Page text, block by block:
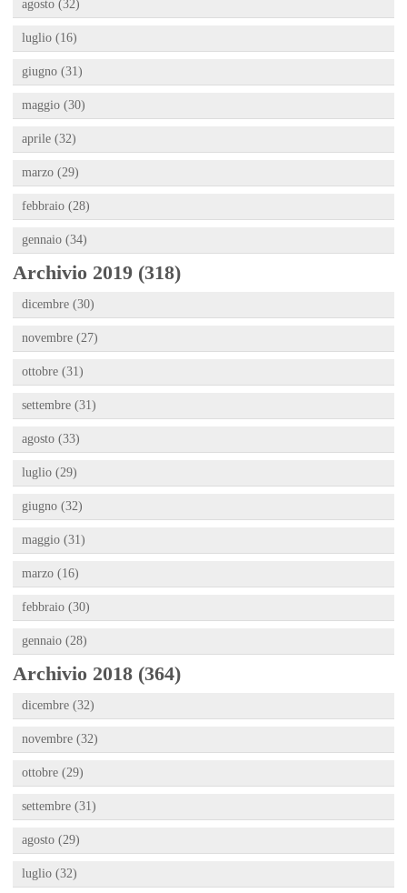
agosto (32)
luglio (16)
giugno (31)
maggio (30)
aprile (32)
marzo (29)
febbraio (28)
gennaio (34)
Archivio 2019 (318)
dicembre (30)
novembre (27)
ottobre (31)
settembre (31)
agosto (33)
luglio (29)
giugno (32)
maggio (31)
marzo (16)
febbraio (30)
gennaio (28)
Archivio 2018 (364)
dicembre (32)
novembre (32)
ottobre (29)
settembre (31)
agosto (29)
luglio (32)